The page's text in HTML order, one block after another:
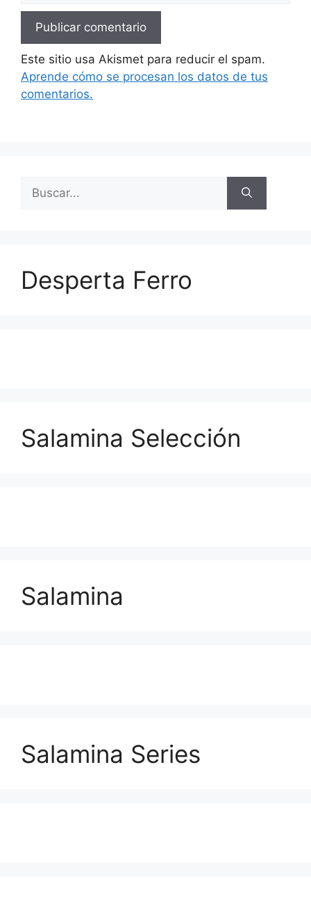
Este sitio usa Akismet para reducir el spam.
Aprende cómo se procesan los datos de tus
comentarios.
Desperta Ferro
Salamina Selección
Salamina
Salamina Series